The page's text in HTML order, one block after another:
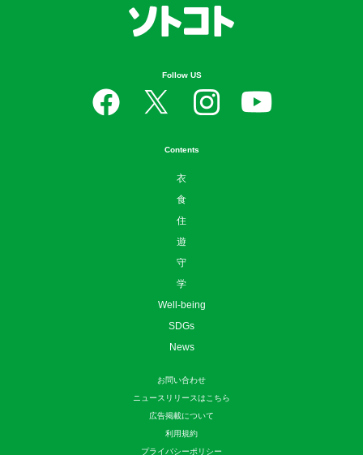
Follow US
Contents
衣
食
住
遊
守
学
Well-being
SDGs
News
お問い合わせ
ニュースリリースはこちら
広告掲載について
利用規約
プライバシーポリシー